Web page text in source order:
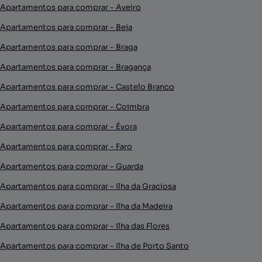
Apartamentos para comprar - Aveiro
Apartamentos para comprar - Beja
Apartamentos para comprar - Braga
Apartamentos para comprar - Bragança
Apartamentos para comprar - Castelo Branco
Apartamentos para comprar - Coimbra
Apartamentos para comprar - Évora
Apartamentos para comprar - Faro
Apartamentos para comprar - Guarda
Apartamentos para comprar - Ilha da Graciosa
Apartamentos para comprar - Ilha da Madeira
Apartamentos para comprar - Ilha das Flores
Apartamentos para comprar - Ilha de Porto Santo